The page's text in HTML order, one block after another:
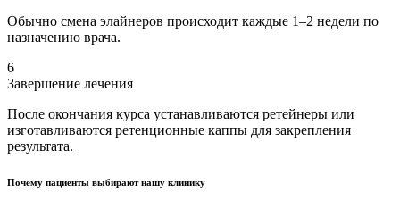
Обычно смена элайнеров происходит каждые 1–2 недели по
назначению врача.
6
Завершение лечения
После окончания курса устанавливаются ретейнеры или
изготавливаются ретенционные каппы для закрепления
результата.
Почему пациенты выбирают нашу клинику